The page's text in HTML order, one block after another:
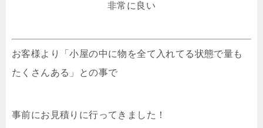
非常に良い
お客様より「小屋の中に物を全て入れてる状態で量も
たくさんある」との事で
事前にお見積りに行ってきました！